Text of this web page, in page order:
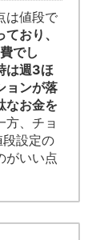
は値段で
おり、
でし
は週3ほ
ョンが落
なお金を
方、チョ
設定の
がいい点